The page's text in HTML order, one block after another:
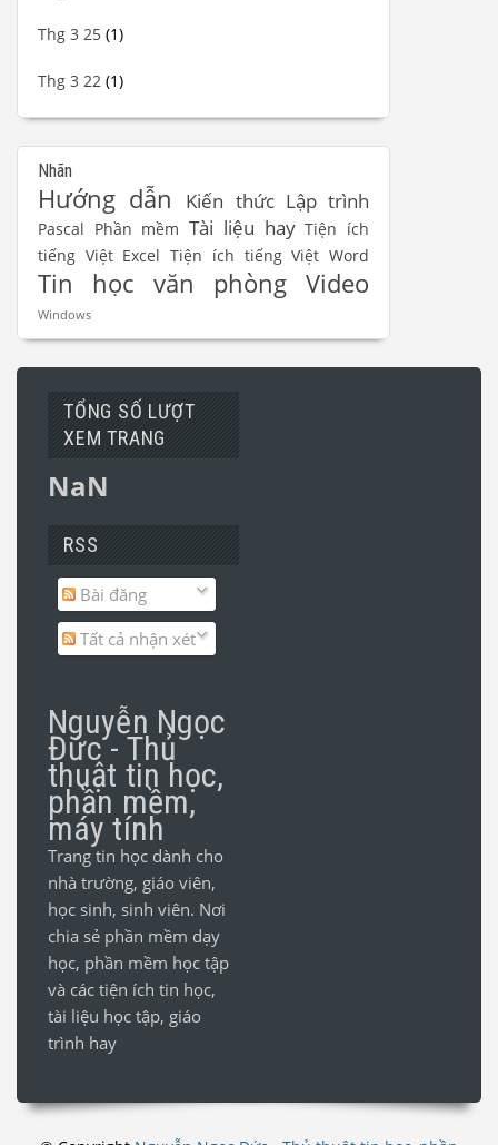
Thg 3 25 (1)
Thg 3 22 (1)
Nhãn
Hướng dẫn Kiến thức Lập trình
Pascal Phần mềmTài liệu hayTiện ích
tiếng Việt ExcelTiện ích tiếng Việt Word
Tin học văn phòng Video
Windows
TỔNG SỐ LƯỢT
XEM TRANG
NaN
RSS
Bài đăng
Tất cả nhận xét
Nguyễn Ngọc
Đức - Thủ
thuật tin học,
phần mềm,
máy tính
Trang tin học dành cho
nhà trường, giáo viên,
học sinh, sinh viên. Nơi
chia sẻ phần mềm dạy
học, phần mềm học tập
và các tiện ích tin học,
tài liệu học tập, giáo
trình hay